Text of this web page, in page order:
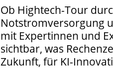
Ob Hightech-Tour
Notstromversorgung
mit Expertinnen und
sichtbar, was
Zukunft, für KI-